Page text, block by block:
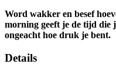
Word wakker en besef
morning geeft je de tijd die
ongeacht hoe druk je bent.
Details